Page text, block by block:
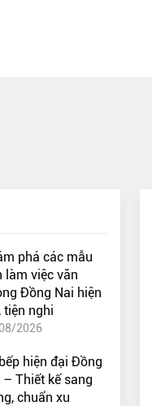
phá các mẫu
làm việc văn
Đồng Nai hiện
tiện nghi
2026
hiện đại Đồng
– Thiết kế sang
chuẩn xu